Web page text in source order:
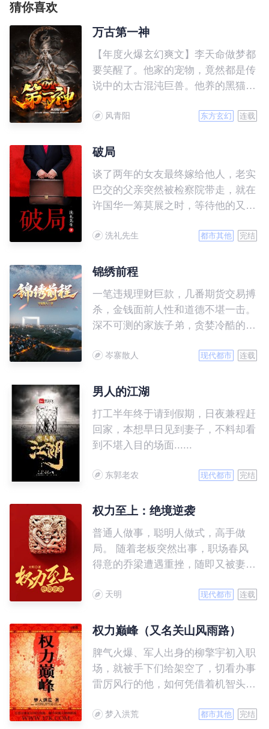
猜你喜欢
万古第一神
【年度火爆玄幻爽文】李天命做梦都
要笑醒了。他家的宠物，竟然都是传
说中的太古混沌巨兽。他养的黑猫，
魔’。 从此，他驾驭十头太古混沌巨
天万界，踏平无尽神域。万物生灵，
风青阳 东方玄幻 连载
破局
谈了两年的女友最终嫁给他人，老实
巴交的父亲突然被检察院带走，就在
许国华一筹莫展之时，等待他的又是
洗礼先生 都市其他 完结
锦绣前程
一笔违规理财巨款，几番期货交易搏
杀，金钱面前人性和道德不堪一击。
深不可测的家族子弟，贪婪冷酷的利
灿烂的绝世红颜，正义与邪恶、阴谋
走得更远、攀得更高，一切都在大幕
岑寨散人 现代都市 连载
男人的江湖
打工半年终于请到假期，日夜兼程赶
回家，本想早日见到妻子，不料却看
到不堪入目的场面......
东郭老农 现代都市 完结
权力至上：绝境逆袭
普通人做事，聪明人做式，高手做
局。 随着老板突然出事，职场春风
得意的乔梁遭遇重挫，随即又被妻子
了一个精心布置的圈套……
天明 现代都市 连载
权力巅峰（又名关山风雨路）
脾气火爆、军人出身的柳擎宇初入职
场，就被手下们给架空了，切看办事
雷厉风行的他，如何凭借着机智头脑
阴谋，历经数千场激烈的明争暗斗争
梦入洪荒 都市其他 完结